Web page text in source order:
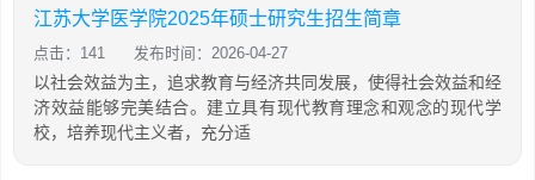
江苏大学医学院2025年硕士研究生招生简章
点击：141 发布时间：2026-04-27
以社会效益为主，追求教育与经济共同发展，使得社会效益和经
济效益能够完美结合。建立具有现代教育理念和观念的现代学
校，培养现代主义者，充分适